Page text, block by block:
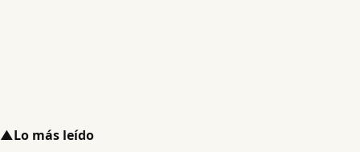
▲Lo más leído